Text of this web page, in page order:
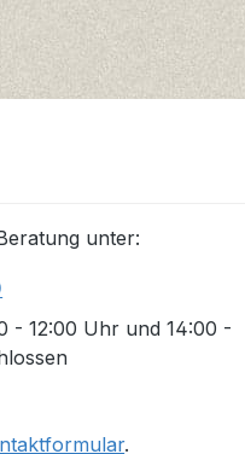
unter:
- 12:00 Uhr und 14:00 -
.